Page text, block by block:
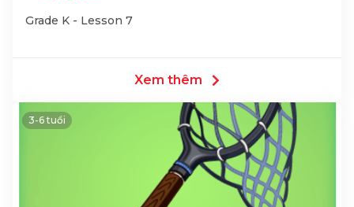
Grade K - Lesson 7
Xem thêm
3-6 tuổi